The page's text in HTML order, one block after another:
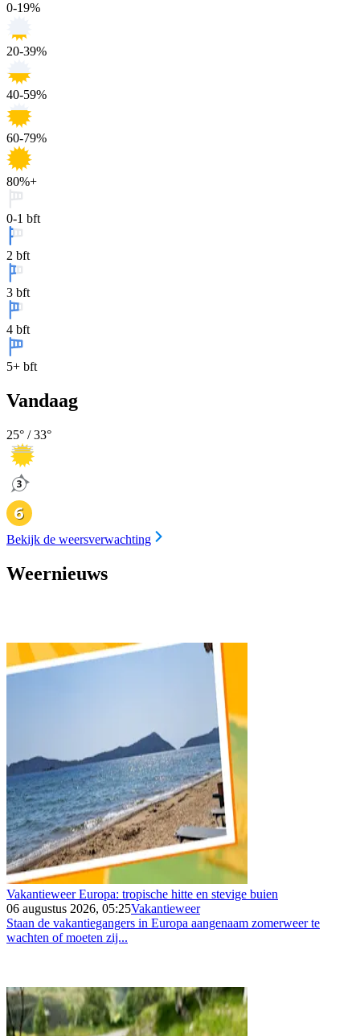
0-19%
20-39%
40-59%
60-79%
80%+
0-1 bft
2 bft
3 bft
4 bft
5+ bft
Vandaag
25° /33°
Bekijk de weersverwachting
Weernieuws
Vakantieweer Europa: tropische hitte en stevige buien
06 augustus 2026, 05:25Vakantieweer
Staan de vakantiegangers in Europa aangenaam zomerweer te
wachten of moeten zij...